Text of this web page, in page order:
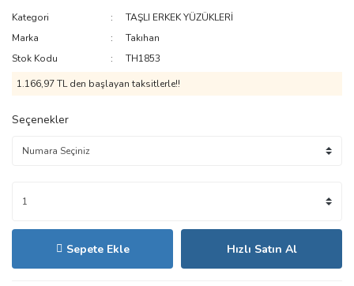
Kategori
TAŞLI ERKEK YÜZÜKLERİ
Marka
Takıhan
Stok Kodu
TH1853
1.166,97 TL den başlayan taksitlerle!!
Seçenekler
Sepete Ekle Hızlı Satın Al